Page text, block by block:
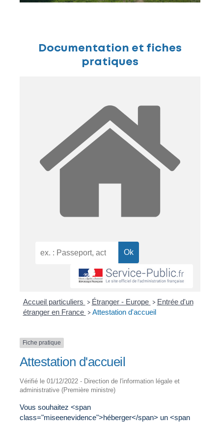
Documentation et fiches
pratiques
Accueil particuliers > Étranger - Europe > Entrée d'un
étranger en France
> Attestation d'accueil
Fiche pratique
Attestation d'accueil
Vérifié le 01/12/2022 - Direction de l'information légale et
administrative (Première ministre)
Vous souhaitez <span
class="miseenevidence">héberger</span> un <span